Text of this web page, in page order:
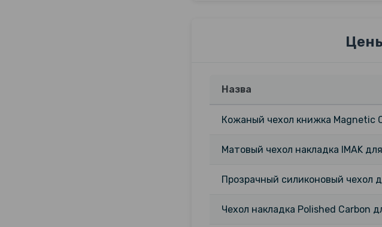
Назва
Кожаный чехол книжка Magnetic
Матовый чехол накладка IMAK
Прозрачный силиконовый чехол
Чехол накладка Polished Carbon